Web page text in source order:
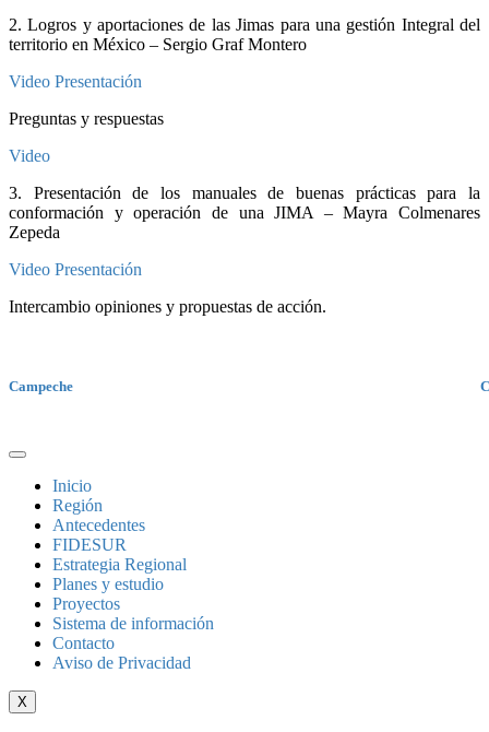
2. Logros y aportaciones de las Jimas para una gestión Integral del
territorio en México – Sergio Graf Montero
Video Presentación
Preguntas y respuestas
Video
3. Presentación de los manuales de buenas prácticas para la
conformación y operación de una JIMA – Mayra Colmenares
Zepeda
Video Presentación
Intercambio opiniones y propuestas de acción.
Campeche
Inicio
Región
Antecedentes
FIDESUR
Estrategia Regional
Planes y estudio
Proyectos
Sistema de información
Contacto
Aviso de Privacidad
X